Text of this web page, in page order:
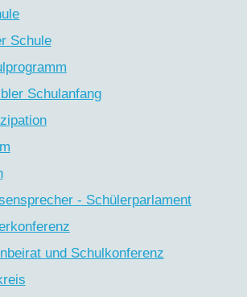
Schule
Schulanfang
- Schülerparlament
und Schulkonferenz